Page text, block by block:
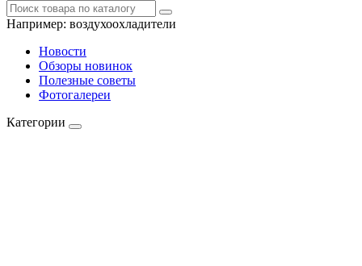
Например: воздухоохладители
Новости
Обзоры новинок
Полезные советы
Фотогалереи
Категории